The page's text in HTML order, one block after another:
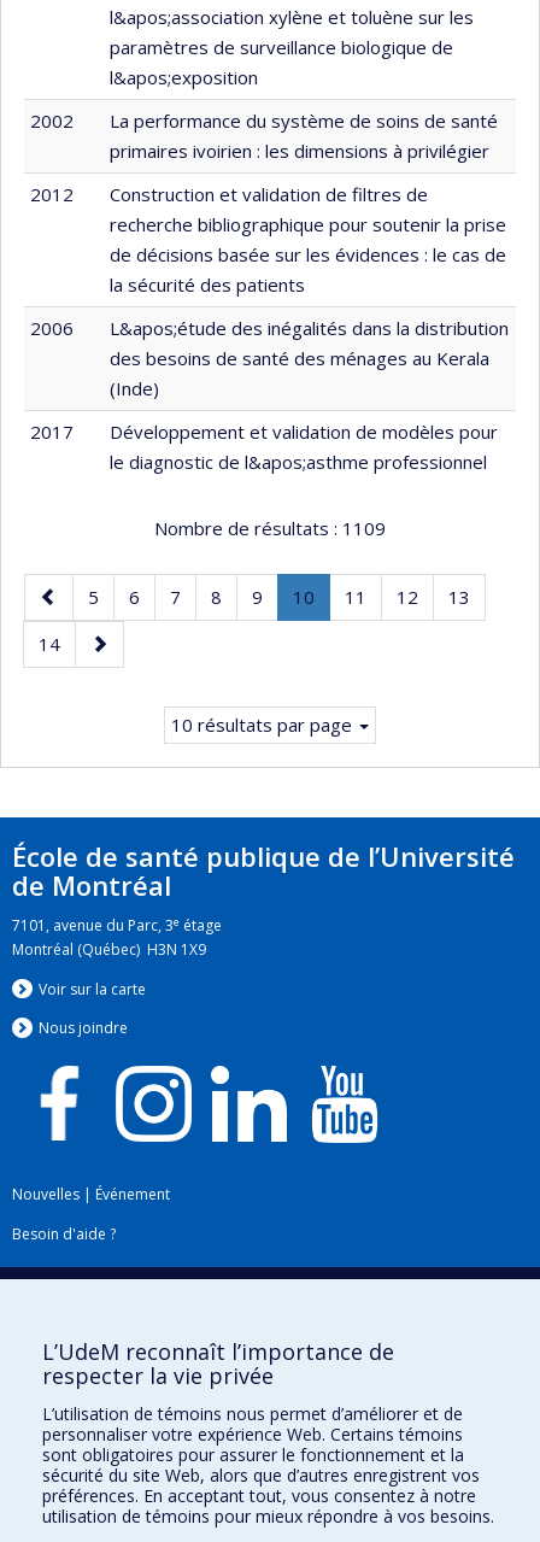
l&apos;association xylène et toluène sur les
paramètres de surveillance biologique de
l&apos;exposition
2002
La performance du système de soins de santé
primaires ivoirien : les dimensions à privilégier
2012
Construction et validation de filtres de
recherche bibliographique pour soutenir la prise
de décisions basée sur les évidences : le cas de
la sécurité des patients
2006
L&apos;étude des inégalités dans la distribution
des besoins de santé des ménages au Kerala
(Inde)
2017
Développement et validation de modèles pour
le diagnostic de l&apos;asthme professionnel
Nombre de résultats : 1109
Page
précédente
Page
5 Page
6 Page
7 Page
8 Page
9 Page
10
Page
Page
11 Page
12 Page
13
Page
14
Page
suivante
10 résultats par page
École de santé publique de l’Université
de Montréal
7101, avenue du Parc, 3e étage
Montréal (Québec) H3N 1X9
Voir sur la carte
Nous joindre
Nouvelles | Événement
Besoin d'aide ?
Plan du site|Accessibilité
Téléchargez les logos de l'ESPUM
L’UdeM reconnaît l’importance de
respecter la vie privée
L’utilisation de témoins nous permet d’améliorer et de
personnaliser votre expérience Web. Certains témoins
sont obligatoires pour assurer le fonctionnement et la
sécurité du site Web, alors que d’autres enregistrent vos
préférences. En acceptant tout, vous consentez à notre
utilisation de témoins pour mieux répondre à vos besoins.